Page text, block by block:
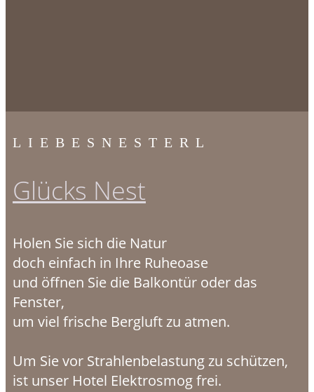
LIEBESNESTERL
Glücks Nest
Holen Sie sich die Natur
doch einfach in Ihre Ruheoase
und öffnen Sie die Balkontür oder das
Fenster,
um viel frische Bergluft zu atmen.
Um Sie vor Strahlenbelastung zu schützen,
ist unser Hotel Elektrosmog frei.